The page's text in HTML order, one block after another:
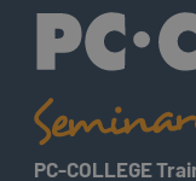
PC-COLLEGE